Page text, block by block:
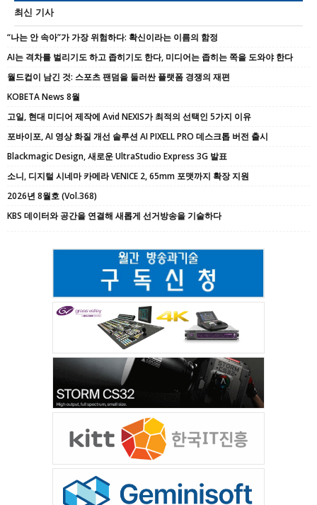
최신 기사
“나는 안 속아”가 가장 위험하다: 확신이라는 이름의 함정
AI는 격차를 벌리기도 하고 좁히기도 한다, 미디어는 좁히는 쪽을 도와야 한다
월드컵이 남긴 것: 스포츠 팬덤을 둘러싼 플랫폼 경쟁의 재편
KOBETA News 8월
고일, 현대 미디어 제작에 Avid NEXIS가 최적의 선택인 5가지 이유
포바이포, AI 영상 화질 개선 솔루션 AI PIXELL PRO 데스크톱 버전 출시
Blackmagic Design, 새로운 UltraStudio Express 3G 발표
소니, 디지털 시네마 카메라 VENICE 2, 65mm 포맷까지 확장 지원
2026년 8월호 (Vol.368)
KBS 데이터와 공간을 연결해 새롭게 선거방송을 기술하다